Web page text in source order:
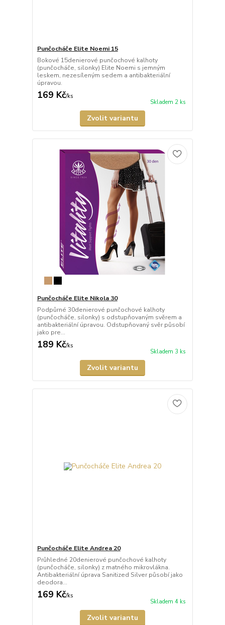
Punčocháče Elite Noemi 15
Bokové 15denierové punčochové kalhoty
(punčocháče, silonky) Elite Noemi s jemným
leskem, nezesíleným sedem a antibakteriální
úpravou.
169 Kč/ks
Skladem 2 ks
Zvolit variantu
Punčocháče Elite Nikola 30
Podpůrné 30denierové punčochové kalhoty
(punčocháče, silonky) s odstupňovaným svěrem a
antibakteriální úpravou. Odstupňovaný svěr působí
jako pre...
189 Kč/ks
Skladem 3 ks
Zvolit variantu
Punčocháče Elite Andrea 20
Průhledné 20denierové punčochové kalhoty
(punčocháče, silonky) z matného mikrovlákna.
Antibakteriální úprava Sanitized Silver působí jako
deodora...
169 Kč/ks
Skladem 4 ks
Zvolit variantu